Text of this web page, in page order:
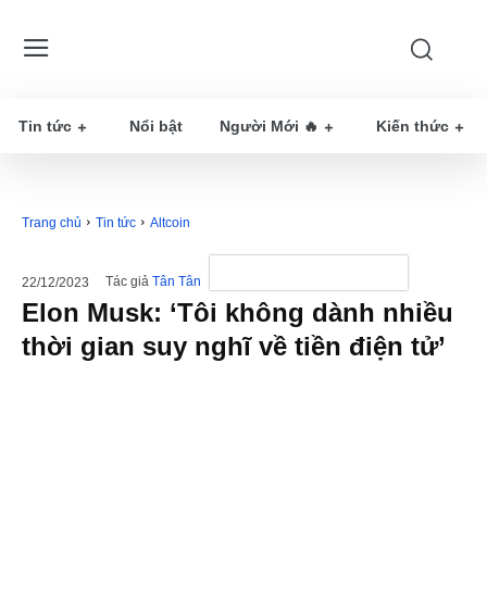
Tin tức Nổi bật Người Mới 🔥 Kiến thức
Trang chủ Tin tức Altcoin
22/12/2023 Tác giả Tân Tân
Elon Musk: ‘Tôi không dành nhiều
thời gian suy nghĩ về tiền điện tử’